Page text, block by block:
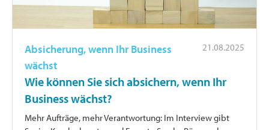
21.08.2025
Absicherung, wenn Ihr Business
wächst
Wie können Sie sich absichern, wenn Ihr
Business wächst?
Mehr Aufträge, mehr Verantwortung: Im Interview gibt